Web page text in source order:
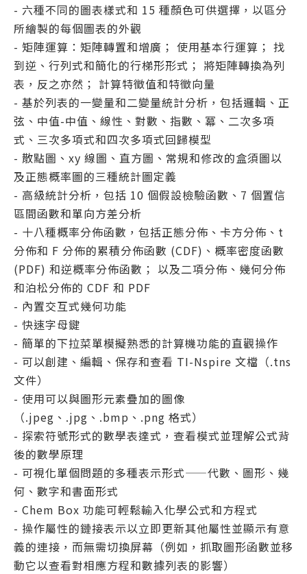
- 六種不同的圖表樣式和 15 種顏色可供選擇，以區分
所繪製的每個圖表的外觀
- 矩陣運算：矩陣轉置和增廣； 使用基本行運算； 找
到逆、行列式和簡化的行梯形形式； 將矩陣轉換為列
表，反之亦然； 計算特徵值和特徵向量
- 基於列表的一變量和二變量統計分析，包括邏輯、正
弦、中值-中值、線性、對數、指數、冪、二次多項
式、三次多項式和四次多項式回歸模型
- 散點圖、xy 線圖、直方圖、常規和修改的盒須圖以
及正態概率圖的三種統計圖定義
- 高級統計分析，包括 10 個假設檢驗函數、7 個置信
區間函數和單向方差分析
- 十八種概率分佈函數，包括正態分佈、卡方分佈、t
分佈和 F 分佈的累積分佈函數 (CDF)、概率密度函數
(PDF) 和逆概率分佈函數； 以及二項分佈、幾何分佈
和泊松分佈的 CDF 和 PDF
- 內置交互式幾何功能
- 快速字母鍵
- 簡單的下拉菜單模擬熟悉的計算機功能的直觀操作
- 可以創建、編輯、保存和查看 TI-Nspire 文檔（.tns
文件）
- 使用可以與圖形元素疊加的圖像
（.jpeg、.jpg、.bmp、.png 格式）
- 探索符號形式的數學表達式，查看模式並理解公式背
後的數學原理
- 可視化單個問題的多種表示形式——代數、圖形、幾
何、數字和書面形式
- Chem Box 功能可輕鬆輸入化學公式和方程式
- 操作屬性的鏈接表示以立即更新其他屬性並顯示有意
義的連接，而無需切換屏幕（例如，抓取圖形函數並移
動它以查看對相應方程和數據列表的影響）